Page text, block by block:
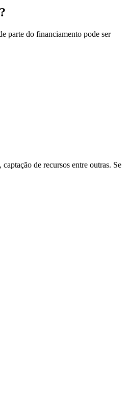
parte do financiamento pode ser
de recursos entre outras. Se